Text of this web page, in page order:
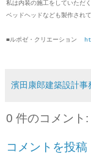
私は内装の施工をしていただ
ベッドヘッドなども製作されて
■ルポゼ・クリエーション
濱田康郎建築設計事
0 件のコメント:
コメントを投稿